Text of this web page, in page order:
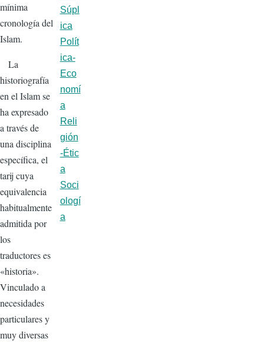
mínima
cronología del
Islam.
La
historiografía
en el Islam se
ha expresado
a través de
una disciplina
específica, el
tarij cuya
equivalencia
habitualmente
admitida por
los
traductores es
«historia».
Vinculado a
necesidades
particulares y
muy diversas
Súpl
ica
Polít
ica-
Eco
nomí
a
Reli
gión
-Étic
a
Soci
ologí
a